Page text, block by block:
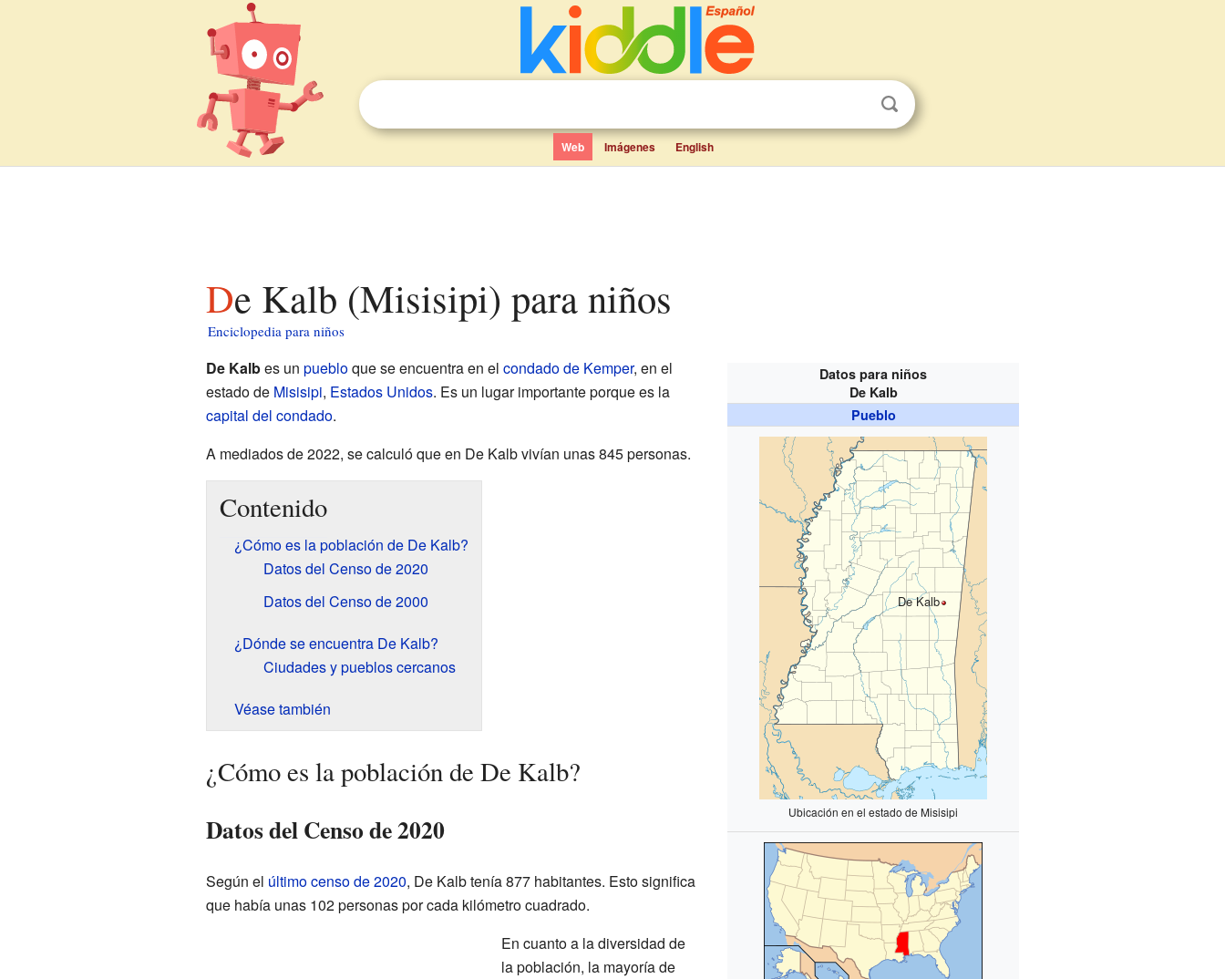
Web Imágenes English
De Kalb (Misisipi) para niños
Enciclopedia para niños
Datos para niños
De Kalb
Pueblo
De Kalb
Ubicación en el estado de Misisipi
De Kalbes un puebloque se encuentra en el condado de Kemper, en el
estado de Misisipi, Estados Unidos. Es un lugar importante porque es la
capital del condado.
A mediados de 2022, se calculó que en De Kalb vivían unas 845 personas.
Contenido
¿Cómo es la población de De Kalb?
Datos del Censo de 2020
Datos del Censo de 2000
¿Dónde se encuentra De Kalb?
Ciudades y pueblos cercanos
Véase también
¿Cómo es la población de De Kalb?
Datos del Censo de 2020
Según el último censo de 2020, De Kalb tenía 877 habitantes. Esto significa
que había unas 102 personas por cada kilómetro cuadrado.
En cuanto a la diversidad de
la población, la mayoría de